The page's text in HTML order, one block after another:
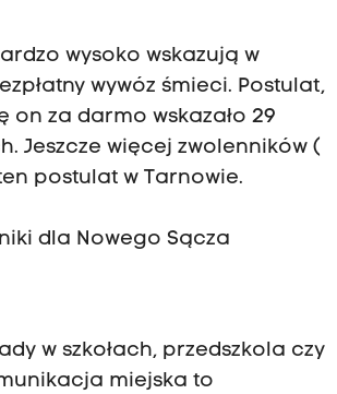
wysoko wskazują w
wywóz śmieci. Postulat,
on za darmo wskazało 29
Jeszcze więcej zwolenników (
postulat w Tarnowie.
dla Nowego Sącza
w szkołach, przedszkola czy
miejska to